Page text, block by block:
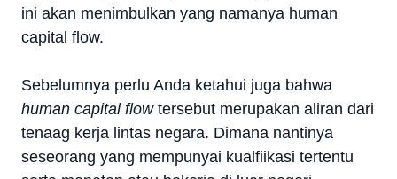
ini akan menimbulkan yang namanya human
capital flow.
Sebelumnya perlu Anda ketahui juga bahwa
human capital flowtersebut merupakan aliran dari
tenaag kerja lintas negara. Dimana nantinya
seseorang yang mempunyai kualfiikasi tertentu